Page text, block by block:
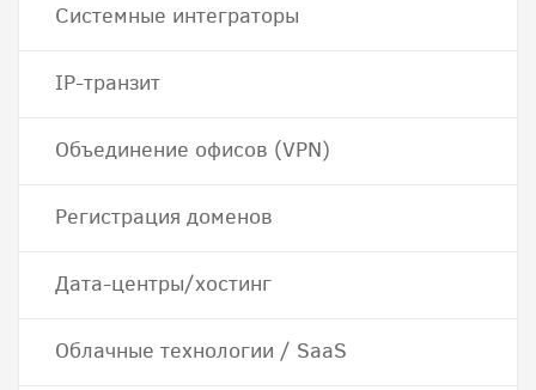
Системные интеграторы
IP-транзит
Объединение офисов (VPN)
Регистрация доменов
Дата-центры/хостинг
Облачные технологии / SaaS